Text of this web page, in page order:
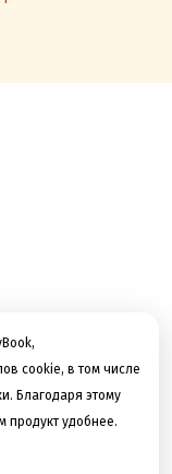
cookie, в том числе
Благодаря этому
продукт удобнее.